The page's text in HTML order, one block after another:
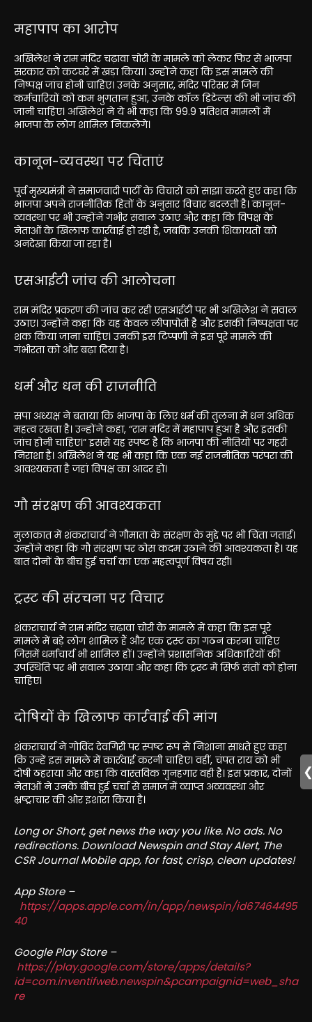
महापाप का आरोप
अखिलेश ने राम मंदिर चढ़ावा चोरी के मामले को लेकर फिर से भाजपा
सरकार को कटघरे में खड़ा किया। उन्होंने कहा कि इस मामले की
निष्पक्ष जांच होनी चाहिए। उनके अनुसार, मंदिर परिसर में जिन
कर्मचारियों को कम भुगतान हुआ, उनके कॉल डिटेल्स की भी जांच की
जानी चाहिए। अखिलेश ने ये भी कहा कि 99.9 प्रतिशत मामलों में
भाजपा के लोग शामिल निकलेंगे।
कानून-व्यवस्था पर चिंताएं
पूर्व मुख्यमंत्री ने समाजवादी पार्टी के विचारों को साझा करते हुए कहा कि
भाजपा अपने राजनीतिक हितों के अनुसार विचार बदलती है। कानून-
व्यवस्था पर भी उन्होंने गंभीर सवाल उठाए और कहा कि विपक्ष के
नेताओं के खिलाफ कार्रवाई हो रही है, जबकि उनकी शिकायतों को
अनदेखा किया जा रहा है।
एसआईटी जांच की आलोचना
राम मंदिर प्रकरण की जांच कर रही एसआईटी पर भी अखिलेश ने सवाल
उठाए। उन्होंने कहा कि यह केवल लीपापोती है और इसकी निष्पक्षता पर
शक किया जाना चाहिए। उनकी इस टिप्पणी ने इस पूरे मामले की
गंभीरता को और बढ़ा दिया है।
धर्म और धन की राजनीति
सपा अध्यक्ष ने बताया कि भाजपा के लिए धर्म की तुलना में धन अधिक
महत्व रखता है। उन्होंने कहा, “राम मंदिर में महापाप हुआ है और इसकी
जांच होनी चाहिए।” इससे यह स्पष्ट है कि भाजपा की नीतियों पर गहरी
निराशा है। अखिलेश ने यह भी कहा कि एक नई राजनीतिक परंपरा की
आवश्यकता है जहां विपक्ष का आदर हो।
गौ संरक्षण की आवश्यकता
मुलाकात में शंकराचार्य ने गौमाता के संरक्षण के मुद्दे पर भी चिंता जताई।
उन्होंने कहा कि गौ संरक्षण पर ठोस कदम उठाने की आवश्यकता है। यह
बात दोनों के बीच हुई चर्चा का एक महत्वपूर्ण विषय रही।
ट्रस्ट की संरचना पर विचार
शंकराचार्य ने राम मंदिर चढ़ावा चोरी के मामले में कहा कि इस पूरे
मामले में बड़े लोग शामिल हैं और एक ट्रस्ट का गठन करना चाहिए
जिसमें धर्माचार्य भी शामिल हों। उन्होंने प्रशासनिक अधिकारियों की
उपस्थिति पर भी सवाल उठाया और कहा कि ट्रस्ट में सिर्फ संतों को होना
चाहिए।
दोषियों के खिलाफ कार्रवाई की मांग
शंकराचार्य ने गोविंद देवगिरी पर स्पष्ट रूप से निशाना साधते हुए कहा
कि उन्हें इस मामले में कार्रवाई करनी चाहिए। वहीं, चंपत राय को भी
दोषी ठहराया और कहा कि वास्तविक गुनहगार वही है। इस प्रकार, दोनों
नेताओं ने उनके बीच हुई चर्चा से समाज में व्याप्त अव्यवस्था और
भ्रष्ट्राचार की ओर इशारा किया है।
Long or Short, get news the way you like. No ads. No
redirections. Download Newspin and Stay Alert, The
CSR Journal Mobile app, for fast, crisp, clean updates!
App Store –
https://apps.apple.com/in/app/newspin/id67464495
40
Google Play Store –
https://play.google.com/store/apps/details?
id=com.inventifweb.newspin&pcampaignid=web_sha
re